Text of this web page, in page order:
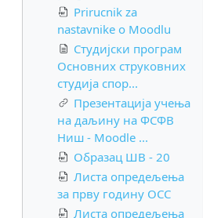
Prirucnik za
nastavnike o Moodlu
Студијски програм
Основних струковних
студија спор...
Презентација учења
на даљину на ФСФВ
Ниш - Moodle ...
Образац ШВ - 20
Листа опредељења
за прву годину ОСС
Листа опредељења